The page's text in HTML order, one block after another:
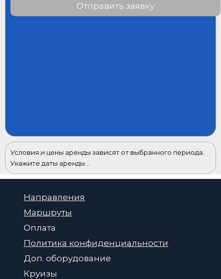
Отправить заявку
Условия и цены аренды зависят от выбранного периода.
Укажите даты аренды...
Направления
Маршруты
Оплата
Политика конфиденциальности
Доп. оборудование
Круизы